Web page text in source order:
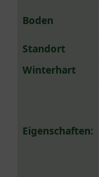
Boden
Standort
Winterhart
Eigenschaften: